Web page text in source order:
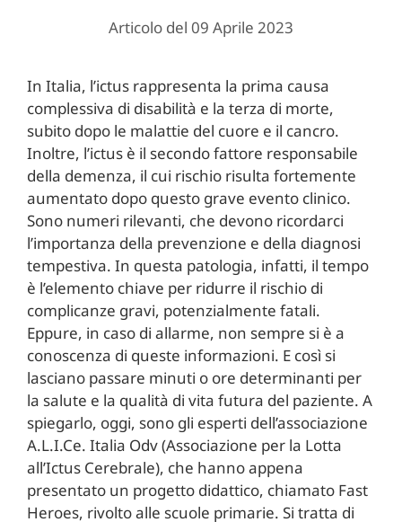
Articolo del 09 Aprile 2023
In Italia, l’ictus rappresenta la prima causa
complessiva di disabilità e la terza di morte,
subito dopo le malattie del cuore e il cancro.
Inoltre, l’ictus è il secondo fattore responsabile
della demenza, il cui rischio risulta fortemente
aumentato dopo questo grave evento clinico.
Sono numeri rilevanti, che devono ricordarci
l’importanza della prevenzione e della diagnosi
tempestiva. In questa patologia, infatti, il tempo
è l’elemento chiave per ridurre il rischio di
complicanze gravi, potenzialmente fatali.
Eppure, in caso di allarme, non sempre si è a
conoscenza di queste informazioni. E così si
lasciano passare minuti o ore determinanti per
la salute e la qualità di vita futura del paziente. A
spiegarlo, oggi, sono gli esperti dell’associazione
A.L.I.Ce. Italia Odv (Associazione per la Lotta
all’Ictus Cerebrale), che hanno appena
presentato un progetto didattico, chiamato Fast
Heroes, rivolto alle scuole primarie. Si tratta di